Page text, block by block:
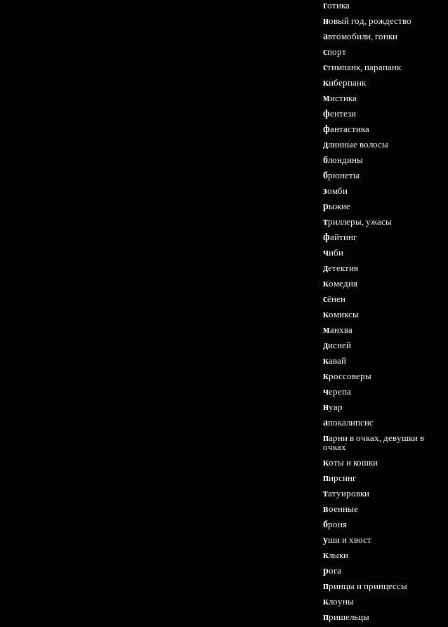
готика
новый год, рождество
автомобили, гонки
спорт
стимпанк, парапанк
киберпанк
мистика
фентези
фантастика
длинные волосы
блондины
брюнеты
зомби
рыжие
триллеры, ужасы
файтинг
чиби
детектив
комедия
сёнен
комиксы
манхва
дисней
кавай
кроссоверы
черепа
нуар
апокалипсис
парни в очках, девушки в
очках
коты и кошки
пирсинг
татуировки
военные
броня
уши и хвост
клыки
рога
принцы и принцессы
клоуны
пришельцы